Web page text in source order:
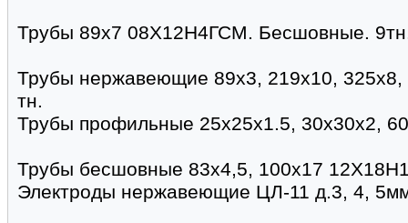
Трубы 89х7 08Х12Н4ГСМ. Бесшовные.
Трубы нержавеющие 89х3, 219х10,
тн.
Трубы профильные 25х25х1.5, 30х30х2,
Трубы бесшовные 83х4,5, 100х17
Электроды нержавеющие ЦЛ-11 д.3, 4,